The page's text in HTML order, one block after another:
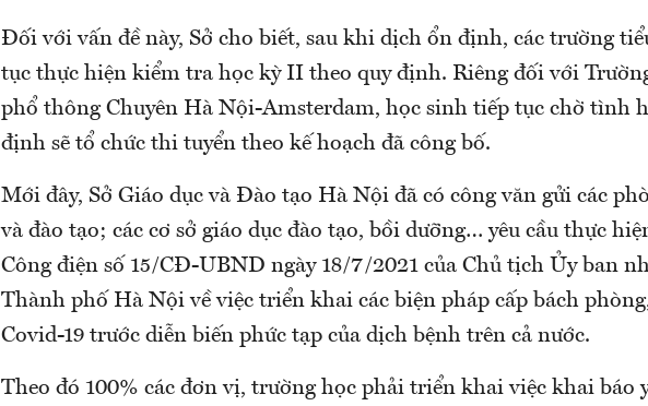
Đối với vấn đề này, Sở cho biết, sau khi dịch ổn định, các trường
tục thực hiện kiểm tra học kỳ II theo quy định. Riêng đối với
phổ thông Chuyên Hà Nội-Amsterdam, học sinh tiếp tục chờ tình
định sẽ tổ chức thi tuyển theo kế hoạch đã công bố.
Mới đây, Sở Giáo dục và Đào tạo Hà Nội đã có công văn gửi các
và đào tạo; các cơ sở giáo dục đào tạo, bồi dưỡng… yêu cầu thực
Công điện số 15/CĐ-UBND ngày 18/7/2021 của Chủ tịch Ủy ban
Thành phố Hà Nội về việc triển khai các biện pháp cấp bách
Covid-19 trước diễn biến phức tạp của dịch bệnh trên cả nước.
Theo đó 100% các đơn vị, trường học phải triển khai việc khai báo